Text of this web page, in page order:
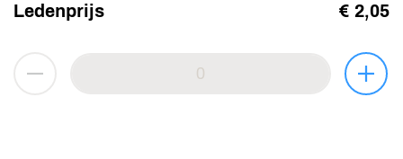
Ledenprijs € 2,05